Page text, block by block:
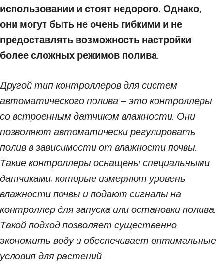
использовании и стоят недорого. Однако,
они могут быть не очень гибкими и не
предоставлять возможность настройки
более сложных режимов полива.
Другой тип контроллеров для систем
автоматического полива – это контроллеры
со встроенным датчиком влажности. Они
позволяют автоматически регулировать
полив в зависимости от влажности почвы.
Такие контроллеры оснащены специальными
датчиками, которые измеряют уровень
влажности почвы и подают сигналы на
контроллер для запуска или остановки полива.
Такой подход позволяет существенно
экономить воду и обеспечивает оптимальные
условия для растений.